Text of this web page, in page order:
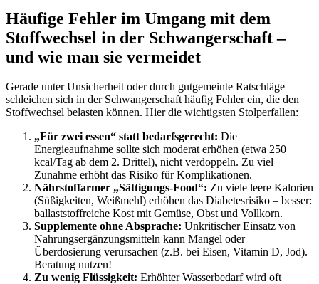
Häufige Fehler im Umgang mit dem
Stoffwechsel in der Schwangerschaft –
und wie man sie vermeidet
Gerade unter Unsicherheit oder durch gutgemeinte Ratschläge
schleichen sich in der Schwangerschaft häufig Fehler ein, die den
Stoffwechsel belasten können. Hier die wichtigsten Stolperfallen:
„Für zwei essen“ statt bedarfsgerecht: Die
Energieaufnahme sollte sich moderat erhöhen (etwa 250
kcal/Tag ab dem 2. Drittel), nicht verdoppeln. Zu viel
Zunahme erhöht das Risiko für Komplikationen.
Nährstoffarmer „Sättigungs-Food“: Zu viele leere Kalorien
(Süßigkeiten, Weißmehl) erhöhen das Diabetesrisiko – besser:
ballaststoffreiche Kost mit Gemüse, Obst und Vollkorn.
Supplemente ohne Absprache: Unkritischer Einsatz von
Nahrungsergänzungsmitteln kann Mangel oder
Überdosierung verursachen (z.B. bei Eisen, Vitamin D, Jod).
Beratung nutzen!
Zu wenig Flüssigkeit: Erhöhter Wasserbedarf wird oft